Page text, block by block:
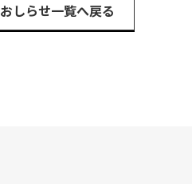
おしらせ一覧へ戻る